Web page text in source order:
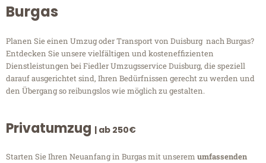
Burgas
Planen Sie einen Umzug oder Transport von Duisburg nach Burgas?
Entdecken Sie unsere vielfältigen und kosteneffizienten
Dienstleistungen bei Fiedler Umzugsservice Duisburg, die speziell
darauf ausgerichtet sind, Ihren Bedürfnissen gerecht zu werden und
den Übergang so reibungslos wie möglich zu gestalten.
Privatumzug | ab 250€
Starten Sie Ihren Neuanfang in Burgas mit unserem umfassenden